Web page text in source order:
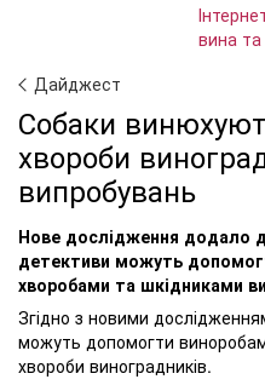
Дайджест
Собаки
хвороби
випробувань
Нове дослідження додало
детективи можуть
хворобами та шкідниками
Згідно з новими
можуть допомогти
хвороби виноградників.